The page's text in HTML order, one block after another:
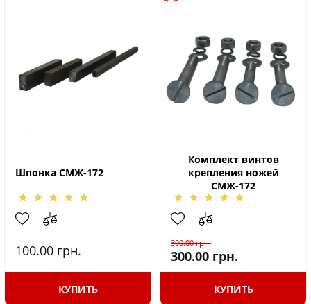
Шпонка СМЖ-172
100.00 грн.
КУПИТЬ
Комплект винтов
крепления ножей
СМЖ-172
300.00грн.
300.00 грн.
КУПИТЬ